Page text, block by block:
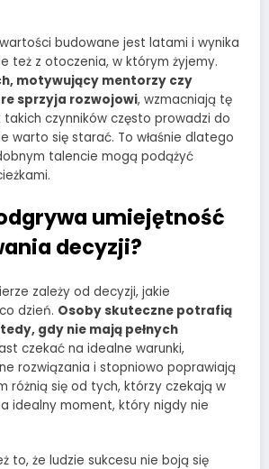
wartości budowane jest latami i wynika
też z otoczenia, w którym żyjemy.
motywujący mentorzy czy
sprzyja rozwojowi, wzmacniają tę
takich czynników często prowadzi do
warto się starać. To właśnie dlatego
talencie mogą podążyć
umiejętność
decyzji?
zależy od decyzji, jakie
dzień. Osoby skuteczne potrafią
gdy nie mają pełnych
czekać na idealne warunki,
rozwiązania i stopniowo poprawiają
różnią się od tych, którzy czekają w
idealny moment, który nigdy nie
to, że ludzie sukcesu nie boją się